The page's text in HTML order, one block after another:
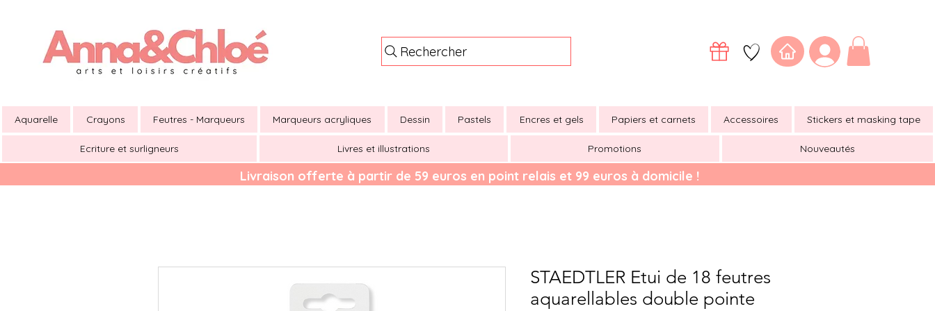
Rechercher
Aquarelle Crayons Feutres - Marqueurs Marqueurs acryliques Dessin Pastels Encres et gels Papiers et carnets Accessoires Stickers et masking tape
Ecriture et surligneurs Livres et illustrations Promotions Nouveautés
Livraison offerte à partir de 59 euros en point relais et 99 euros à domicile !
STAEDTLER Etui de 18 feutres
aquarellables double pointe